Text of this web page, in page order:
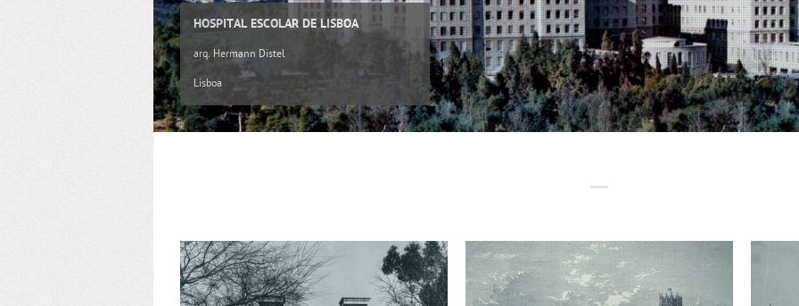
HOSPITAL ESCOLAR DE LISBOA
arq. Hermann Distel
Lisboa